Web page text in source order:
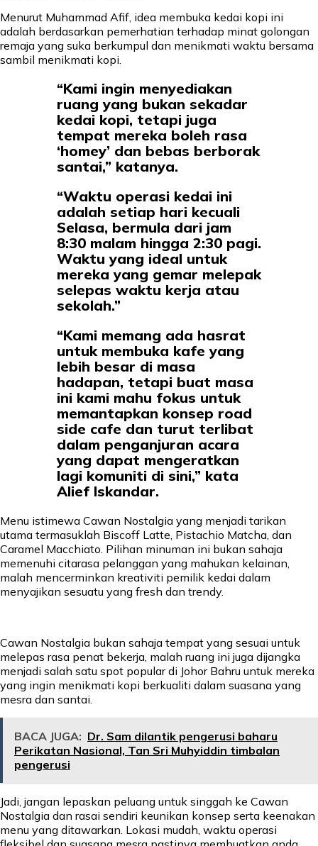
Menurut Muhammad Afif, idea membuka kedai kopi ini
adalah berdasarkan pemerhatian terhadap minat golongan
remaja yang suka berkumpul dan menikmati waktu bersama
sambil menikmati kopi.
“Kami ingin menyediakan
ruang yang bukan sekadar
kedai kopi, tetapi juga
tempat mereka boleh rasa
‘homey’ dan bebas berborak
santai,” katanya.
“Waktu operasi kedai ini
adalah setiap hari kecuali
Selasa, bermula dari jam
8:30 malam hingga 2:30 pagi.
Waktu yang ideal untuk
mereka yang gemar melepak
selepas waktu kerja atau
sekolah.”
“Kami memang ada hasrat
untuk membuka kafe yang
lebih besar di masa
hadapan, tetapi buat masa
ini kami mahu fokus untuk
memantapkan konsep road
side cafe dan turut terlibat
dalam penganjuran acara
yang dapat mengeratkan
lagi komuniti di sini,” kata
Alief Iskandar.
Menu istimewa Cawan Nostalgia yang menjadi tarikan
utama termasuklah Biscoff Latte, Pistachio Matcha, dan
Caramel Macchiato. Pilihan minuman ini bukan sahaja
memenuhi citarasa pelanggan yang mahukan kelainan,
malah mencerminkan kreativiti pemilik kedai dalam
menyajikan sesuatu yang fresh dan trendy.
Cawan Nostalgia bukan sahaja tempat yang sesuai untuk
melepas rasa penat bekerja, malah ruang ini juga dijangka
menjadi salah satu spot popular di Johor Bahru untuk mereka
yang ingin menikmati kopi berkualiti dalam suasana yang
mesra dan santai.
BACA JUGA: Dr. Sam dilantik pengerusi baharu
Perikatan Nasional, Tan Sri Muhyiddin timbalan
pengerusi
Jadi, jangan lepaskan peluang untuk singgah ke Cawan
Nostalgia dan rasai sendiri keunikan konsep serta keenakan
menu yang ditawarkan. Lokasi mudah, waktu operasi